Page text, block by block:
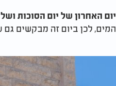
האחרון של יום הסוכות
המים, לכן ביום זה מבקשים